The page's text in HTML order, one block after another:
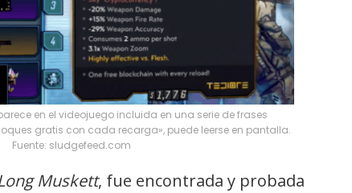
en el videojuego incluida en una serie de frases
gratis con cada recarga», puede leerse en pantalla.
Fuente: sludgefeed.com
Muskett, fue encontrada y probada